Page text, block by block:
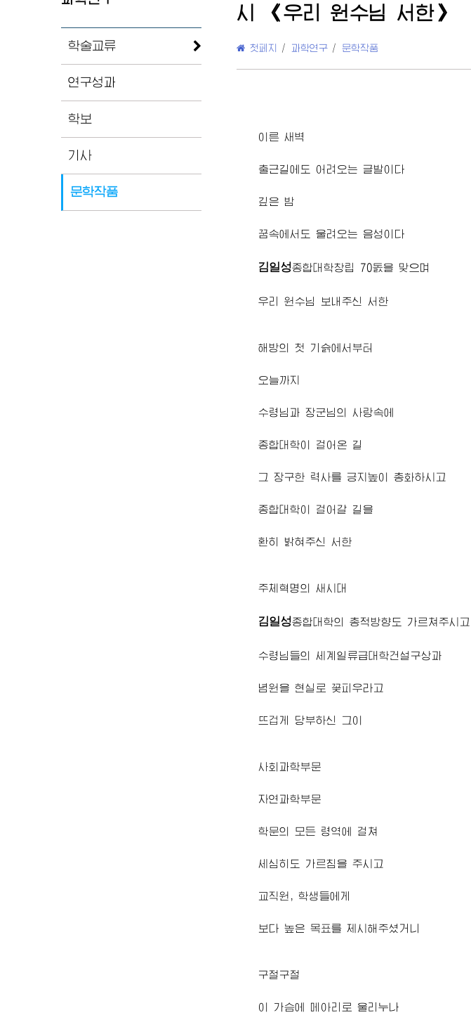
학술교류
연구성과
학보
기사
문학작품
시 《우리 원수님 서한》
첫페지 / 과학연구 / 문학작품
이른 새벽
출근길에도 어려오는 글발이다
깊은 밤
꿈속에서도 울려오는 음성이다
김일성종합대학창립 70돐을 맞으며
우리 원수님 보내주신 서한
해방의 첫 기슭에서부터
오늘까지
수령님 과 장군님 의 사랑속에
종합대학이 걸어온 길
그 장구한 력사를 긍지높이 총화하시고
종합대학이 걸어갈 길을
환히 밝혀주신 서한
주체혁명의 새시대
김일성종합대학의 총적방향도 가르쳐주시고
수령님 들의 세계일류급대학건설구상과
념원을 현실로 꽃피우라고
뜨겁게 당부하신 그이
사회과학부문
자연과학부문
학문의 모든 령역에 걸쳐
세심히도 가르침을 주시고
교직원, 학생들에게
보다 높은 목표를 제시해주셨거니
구절구절
이 가슴에 메아리로 울리누나